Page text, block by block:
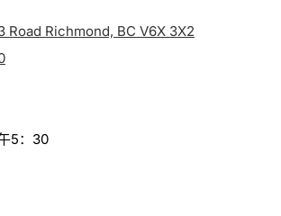
Road Richmond, BC V6X 3X2
5：30